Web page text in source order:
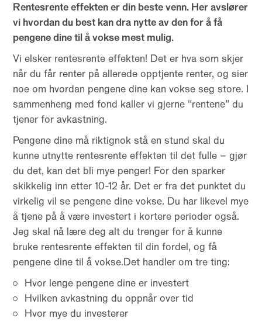
Rentesrente effekten er din beste venn. Her avslører
vi hvordan du best kan dra nytte av den for å få
pengene dine til å vokse mest mulig.
Vi elsker rentesrente effekten! Det er hva som skjer
når du får renter på allerede opptjente renter, og sier
noe om hvordan pengene dine kan vokse seg store. I
sammenheng med fond kaller vi gjerne “rentene” du
tjener for avkastning.
Pengene dine må riktignok stå en stund skal du
kunne utnytte rentesrente effekten til det fulle – gjør
du det, kan det bli mye penger! For den sparker
skikkelig inn etter 10-12 år. Det er fra det punktet du
virkelig vil se pengene dine vokse. Du har likevel mye
å tjene på å være investert i kortere perioder også.
Jeg skal nå lære deg alt du trenger for å kunne
bruke rentesrente effekten til din fordel, og få
pengene dine til å vokse.Det handler om tre ting:
Hvor lenge pengene dine er investert
Hvilken avkastning du oppnår over tid
Hvor mye du investerer